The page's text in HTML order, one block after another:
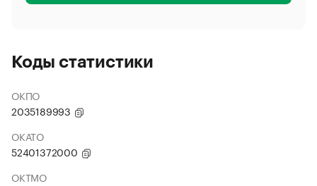
Коды статистики
ОКПО
2035189993
ОКАТО
52401372000
ОКТМО